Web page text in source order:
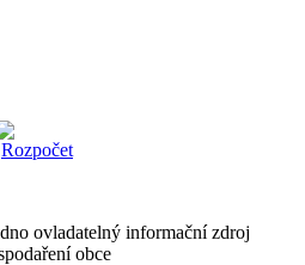
ovladatelný informační zdroj
obce